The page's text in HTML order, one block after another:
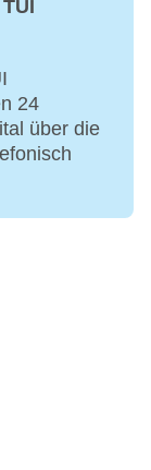
24
über die